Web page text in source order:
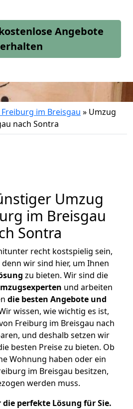
Angebote
erhalten
im Breisgau » Umzug
nach Sontra
Umzug
im Breisgau
Sontra
recht kostspielig sein,
wir sind hier, um Ihnen
zu bieten. Wir sind die
und arbeiten
die besten Angebote und
wissen, wie wichtig es ist,
Freiburg im Breisgau nach
und deshalb setzen wir
besten Preise zu bieten. Ob
Wohnung haben oder ein
im Breisgau besitzen,
werden muss.
perfekte Lösung für Sie.